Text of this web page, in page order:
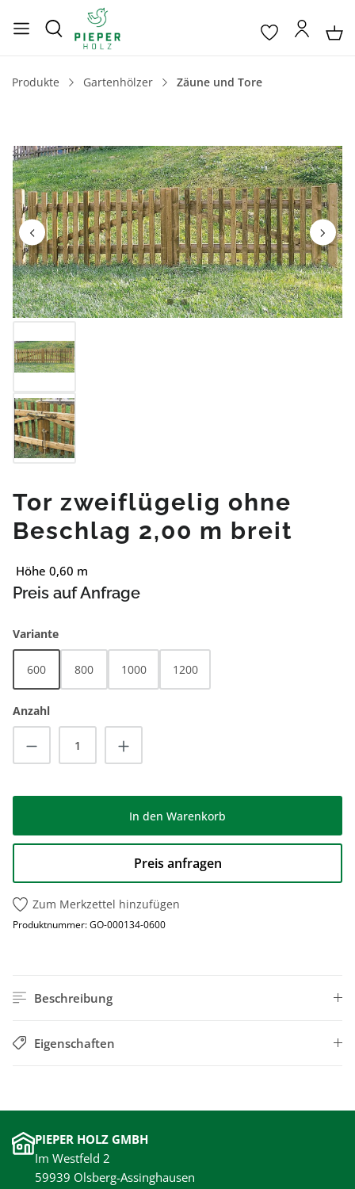
Produkte Gartenhölzer Zäune und Tore
Bildergalerie überspringen
Tor zweiflügelig ohne
Beschlag 2,00 m breit
Höhe 0,60 m
Preis auf Anfrage
Varianteauswählen
600 800 1000 1200
Anzahl
Produkt Anzahl: Gib den gewünschten
In den Warenkorb
Preis anfragen
Zum Merkzettel hinzufügen
Produktnummer:GO-000134-0600
Beschreibung
Eigenschaften
PIEPER HOLZ GMBH
Im Westfeld 2
59939 Olsberg-Assinghausen